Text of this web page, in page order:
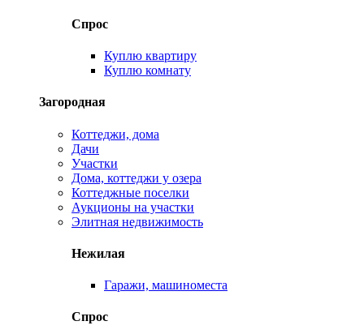
Спрос
Куплю квартиру
Куплю комнату
Загородная
Коттеджи, дома
Дачи
Участки
Дома, коттеджи у озера
Коттеджные поселки
Аукционы на участки
Элитная недвижимость
Нежилая
Гаражи, машиноместа
Спрос